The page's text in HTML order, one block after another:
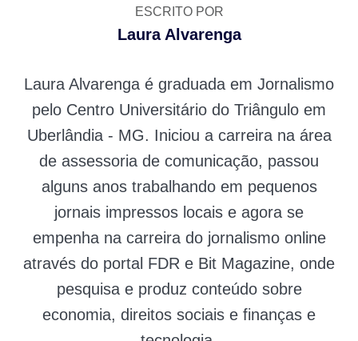
ESCRITO POR
Laura Alvarenga
Laura Alvarenga é graduada em Jornalismo
pelo Centro Universitário do Triângulo em
Uberlândia - MG. Iniciou a carreira na área
de assessoria de comunicação, passou
alguns anos trabalhando em pequenos
jornais impressos locais e agora se
empenha na carreira do jornalismo online
através do portal FDR e Bit Magazine, onde
pesquisa e produz conteúdo sobre
economia, direitos sociais e finanças e